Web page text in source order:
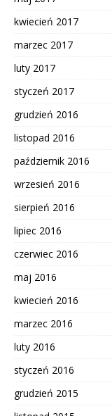
kwiecień 2017
marzec 2017
luty 2017
styczeń 2017
grudzień 2016
listopad 2016
październik 2016
wrzesień 2016
sierpień 2016
lipiec 2016
czerwiec 2016
maj 2016
kwiecień 2016
marzec 2016
luty 2016
styczeń 2016
grudzień 2015